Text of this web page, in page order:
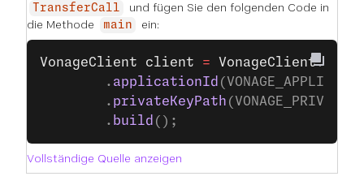
TransferCall
und fügen Sie den folgenden Code in
die Methode
main ein:
VonageClient client = VonageClient.
        .
applicationId
        .
privateKeyPath
        .
build ();
Vollständige Quelle anzeigen